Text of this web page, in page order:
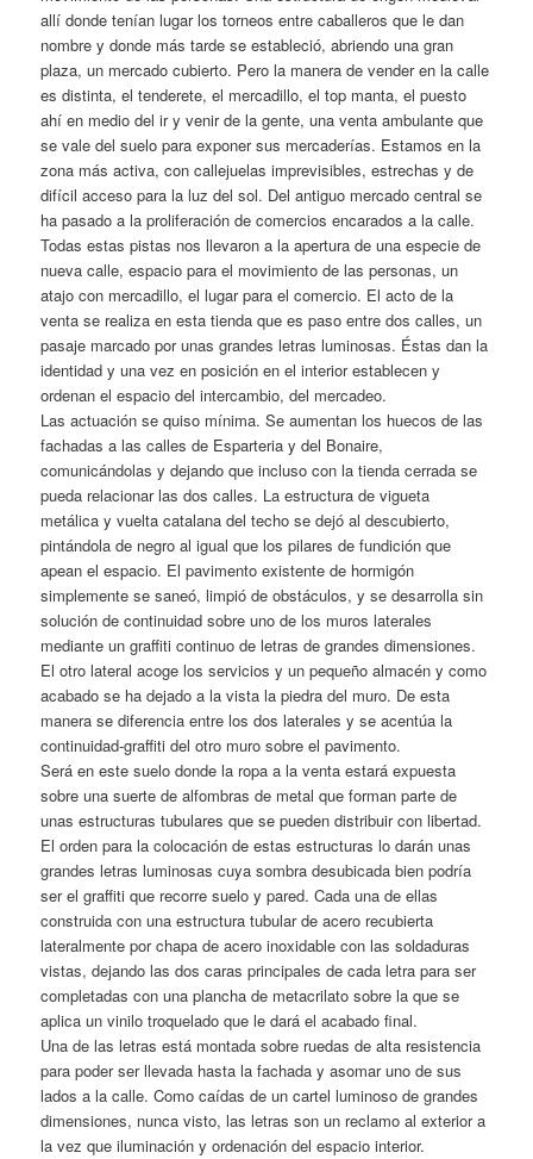
allí donde tenían lugar los torneos entre caballeros que le dan
nombre y donde más tarde se estableció, abriendo una gran
plaza, un mercado cubierto. Pero la manera de vender en la calle
es distinta, el tenderete, el mercadillo, el top manta, el puesto
ahí en medio del ir y venir de la gente, una venta ambulante que
se vale del suelo para exponer sus mercaderías. Estamos en la
zona más activa, con callejuelas imprevisibles, estrechas y de
difícil acceso para la luz del sol. Del antiguo mercado central se
ha pasado a la proliferación de comercios encarados a la calle.
Todas estas pistas nos llevaron a la apertura de una especie de
nueva calle, espacio para el movimiento de las personas, un
atajo con mercadillo, el lugar para el comercio. El acto de la
venta se realiza en esta tienda que es paso entre dos calles, un
pasaje marcado por unas grandes letras luminosas. Éstas dan la
identidad y una vez en posición en el interior establecen y
ordenan el espacio del intercambio, del mercadeo.
Las actuación se quiso mínima. Se aumentan los huecos de las
fachadas a las calles de Esparteria y del Bonaire,
comunicándolas y dejando que incluso con la tienda cerrada se
pueda relacionar las dos calles. La estructura de vigueta
metálica y vuelta catalana del techo se dejó al descubierto,
pintándola de negro al igual que los pilares de fundición que
apean el espacio. El pavimento existente de hormigón
simplemente se saneó, limpió de obstáculos, y se desarrolla sin
solución de continuidad sobre uno de los muros laterales
mediante un graffiti continuo de letras de grandes dimensiones.
El otro lateral acoge los servicios y un pequeño almacén y como
acabado se ha dejado a la vista la piedra del muro. De esta
manera se diferencia entre los dos laterales y se acentúa la
continuidad-graffiti del otro muro sobre el pavimento.
Será en este suelo donde la ropa a la venta estará expuesta
sobre una suerte de alfombras de metal que forman parte de
unas estructuras tubulares que se pueden distribuir con libertad.
El orden para la colocación de estas estructuras lo darán unas
grandes letras luminosas cuya sombra desubicada bien podría
ser el graffiti que recorre suelo y pared. Cada una de ellas
construida con una estructura tubular de acero recubierta
lateralmente por chapa de acero inoxidable con las soldaduras
vistas, dejando las dos caras principales de cada letra para ser
completadas con una plancha de metacrilato sobre la que se
aplica un vinilo troquelado que le dará el acabado final.
Una de las letras está montada sobre ruedas de alta resistencia
para poder ser llevada hasta la fachada y asomar uno de sus
lados a la calle. Como caídas de un cartel luminoso de grandes
dimensiones, nunca visto, las letras son un reclamo al exterior a
la vez que iluminación y ordenación del espacio interior.